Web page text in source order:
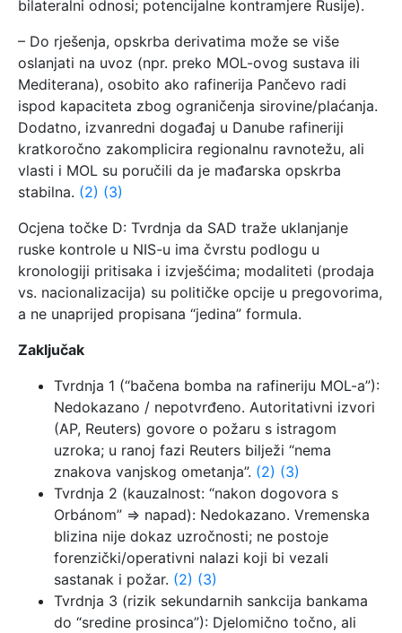
bilateralni odnosi; potencijalne kontramjere Rusije).
– Do rješenja, opskrba derivatima može se više
oslanjati na uvoz (npr. preko MOL-ovog sustava ili
Mediterana), osobito ako rafinerija Pančevo radi
ispod kapaciteta zbog ograničenja sirovine/plaćanja.
Dodatno, izvanredni događaj u Danube rafineriji
kratkoročno zakomplicira regionalnu ravnotežu, ali
vlasti i MOL su poručili da je mađarska opskrba
stabilna. (2) (3)
Ocjena točke D: Tvrdnja da SAD traže uklanjanje
ruske kontrole u NIS-u ima čvrstu podlogu u
kronologiji pritisaka i izvješćima; modaliteti (prodaja
vs. nacionalizacija) su političke opcije u pregovorima,
a ne unaprijed propisana “jedina” formula.
Zaključak
Tvrdnja 1 (“bačena bomba na rafineriju MOL-a”):
Nedokazano / nepotvrđeno. Autoritativni izvori
(AP, Reuters) govore o požaru s istragom
uzroka; u ranoj fazi Reuters bilježi “nema
znakova vanjskog ometanja”. (2) (3)
Tvrdnja 2 (kauzalnost: “nakon dogovora s
Orbánom” ⇒ napad): Nedokazano. Vremenska
blizina nije dokaz uzročnosti; ne postoje
forenzički/operativni nalazi koji bi vezali
sastanak i požar. (2) (3)
Tvrdnja 3 (rizik sekundarnih sankcija bankama
do “sredine prosinca”): Djelomično točno, ali